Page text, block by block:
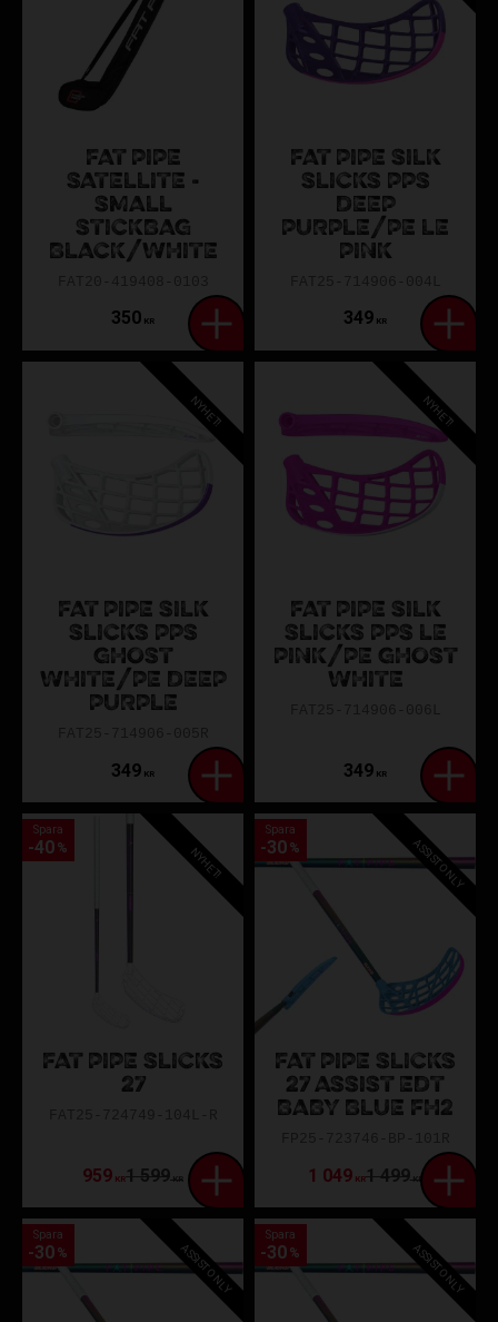
FAT PIPE
SATELLITE -
SMALL
STICKBAG
BLACK/WHITE
350 KR
FAT PIPE SILK
SLICKS PPS
DEEP
PURPLE/PE LE
PINK
349 KR
FAT PIPE SILK
SLICKS PPS
GHOST
WHITE/PE DEEP
PURPLE
349 KR
NYHET!
FAT PIPE SILK
SLICKS PPS LE
PINK/PE GHOST
WHITE
349 KR
NYHET!
FAT PIPE SLICKS
27
959 KR1 599KR
Spara
40 % NYHET!
FAT PIPE SLICKS
27 ASSIST EDT
BABY BLUE FH2
1 049KR1 499KR
Spara
30 % ASSIST ONLY
Spara
30 % ASSIST ONLY
Spara
30 % ASSIST ONLY